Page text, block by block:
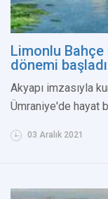
Limonlu
dönemi başladı
Akyapı imzasıyla
Ümraniye'de hayat
03 Aralık 2021